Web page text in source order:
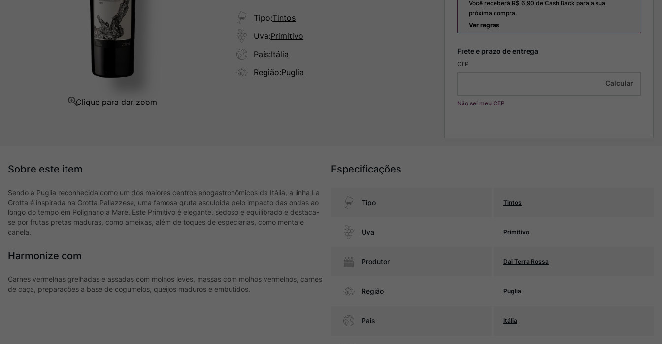
Tipo:Tintos
Uva:Primitivo
País:Itália
Região:Puglia
Você receberá R$ 6,90 de Cash Back para a sua
próxima compra.
Ver regras
CEP
Não sei meu CEP
Sendo a Puglia reconhecida como um dos maiores centros enogastronômicos da Itália, a linha La
Grotta é inspirada na Grotta Pallazzese, uma famosa gruta esculpida pelo impacto das ondas ao
longo do tempo em Polignano a Mare. Este Primitivo é elegante, sedoso e equilibrado e destaca-
se por frutas pretas maduras, como ameixas, além de toques de especiarias, como menta e
canela.
Harmonize com
Carnes vermelhas grelhadas e assadas com molhos leves, massas com molhos vermelhos, carnes
de caça, preparações a base de cogumelos, queijos maduros e embutidos.
Especificações
Tipo Tintos
Uva Primitivo
Produtor Dai Terra Rossa
Região Puglia
Pais Itália
Champagne